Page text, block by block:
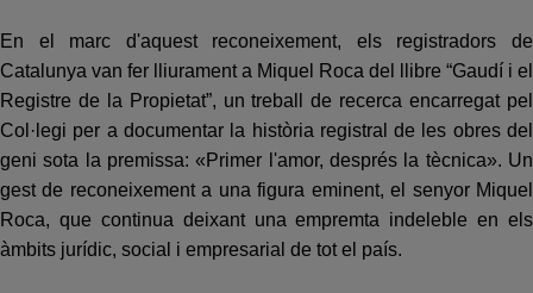
En el marc d'aquest reconeixement, els registradors de
Catalunya van fer lliurament a Miquel Roca del llibre “Gaudí i el
Registre de la Propietat”, un treball de recerca encarregat pel
Col·legi per a documentar la història registral de les obres del
geni sota la premissa: «Primer l'amor, després la tècnica». Un
gest de reconeixement a una figura eminent, el senyor Miquel
Roca, que continua deixant una empremta indeleble en els
àmbits jurídic, social i empresarial de tot el país.